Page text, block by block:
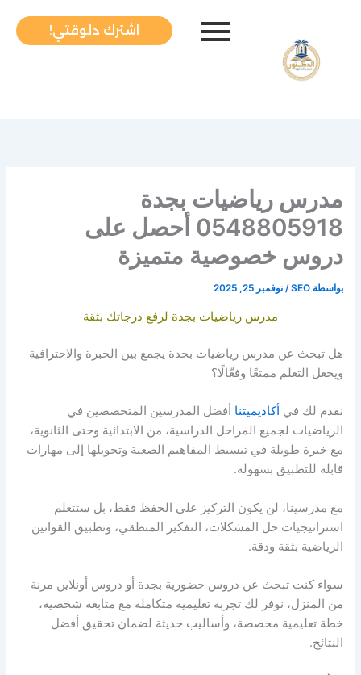
اشترك دلوقتي!
مدرس رياضيات بجدة
0548805918 أحصل على
دروس خصوصية متميزة
بواسطة SEO
/نوفمبر 25, 2025
مدرس رياضيات بجدة لرفع درجاتك بثقة
هل تبحث عن مدرس رياضيات بجدة يجمع بين الخبرة والاحترافية
ويجعل التعلم ممتعًا وفعّالًا؟
نقدم لك في أكاديميتنا أفضل المدرسين المتخصصين في
الرياضيات لجميع المراحل الدراسية، من الابتدائية وحتى الثانوية،
مع خبرة طويلة في تبسيط المفاهيم الصعبة وتحويلها إلى مهارات
قابلة للتطبيق بسهولة.
مع مدرسينا، لن يكون التركيز على الحفظ فقط، بل ستتعلم
استراتيجيات حل المشكلات، التفكير المنطقي، وتطبيق القوانين
الرياضية بثقة ودقة.
سواء كنت تبحث عن دروس حضورية بجدة أو دروس أونلاين مرنة
من المنزل، نوفر لك تجربة تعليمية متكاملة مع متابعة شخصية،
خطة تعليمية مخصصة، وأساليب حديثة لضمان تحقيق أفضل
النتائج.